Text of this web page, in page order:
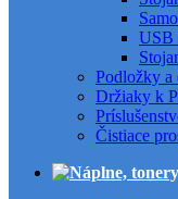
USB
Podložky a
Držiaky k
Čistiace